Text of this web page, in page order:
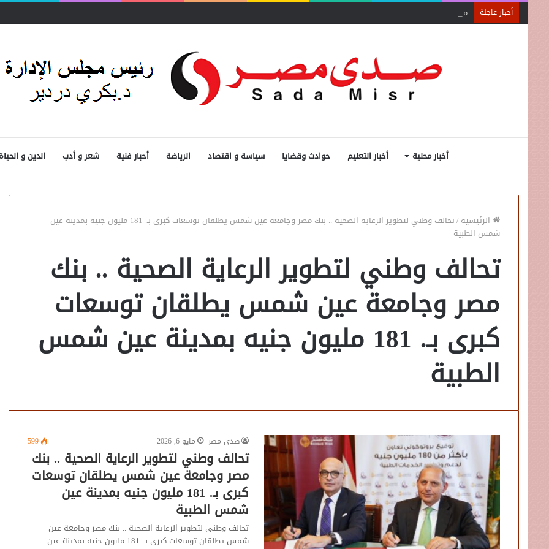
أخبار عاجلة محمد إسماعيل عبده: نعتمد على بيانات دقيقة لنقل نبض السوق لـ«الشراء الموحد»
أخبار محلية أخبار التعليم حوادث وقضايا سياسة و اقتصاد الرياضة أحبار فنية شعر و أدب الدين و الحياة
الرئيسية/
تحالف وطني لتطوير الرعاية الصحية .. بنك مصر وجامعة عين شمس يطلقان توسعات كبرى بـ. 181 مليون جنيه بمدينة عين
شمس الطبية
تحالف وطني لتطوير الرعاية الصحية .. بنك
مصر وجامعة عين شمس يطلقان توسعات
كبرى بـ. 181 مليون جنيه بمدينة عين شمس
الطبية
صدى مصر مايو 6, 2026 599
تحالف وطني لتطوير الرعاية الصحية .. بنك
مصر وجامعة عين شمس يطلقان توسعات
كبرى بـ. 181 مليون جنيه بمدينة عين
شمس الطبية
تحالف وطني لتطوير الرعاية الصحية .. بنك مصر وجامعة عين
شمس يطلقان توسعات كبرى بـ. 181 مليون جنيه بمدينة عين…